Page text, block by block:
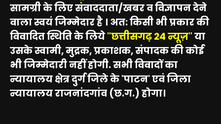
सामग्री के लिए संवाददाता/खबर व विज्ञापन देने
वाला स्वयं जिम्मेदार है । अत: किसी भी प्रकार की
विवादित स्थिति के लिये"छत्तीसगढ़ 24 न्यूज़"या
उसके स्वामी, मुद्रक, प्रकाशक, संपादक की कोई
भी जिम्मेदारी नहीं होगी. सभी विवादों का
न्यायालय क्षेत्र दुर्ग जिले के 'पाटन' एवं जिला
न्यायालय राजनांदगांव (छ.ग.) होगा।